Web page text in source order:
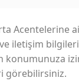
Acentelerine
iletişim
konumunuza
görebilirsiniz.